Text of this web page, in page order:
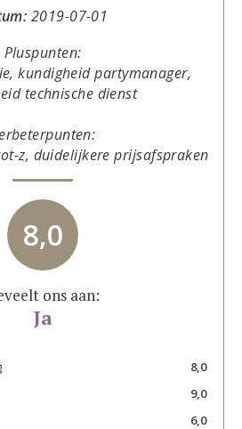
2019-07-01
Pluspunten:
kundigheid partymanager,
technische dienst
z, duidelijkere prijsafspraken
8,0
ons aan:
Ja
8,0
9,0
6,0